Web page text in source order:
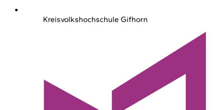
Kreisvolkshochschule Gifhorn